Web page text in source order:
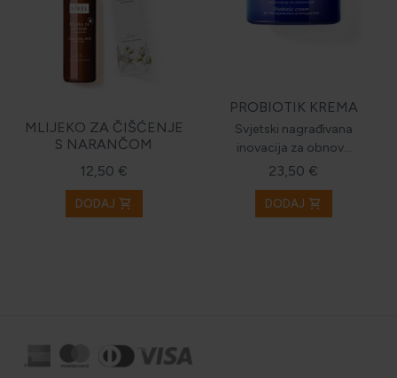
MLIJEKO ZA ČIŠĆENJE
S NARANČOM
12,50 €
DODAJ shopping_cart
PROBIOTIK KREMA
Svjetski nagrađivana
inovacija za obnovu
oštećene
23,50 €
DODAJ shopping_cart